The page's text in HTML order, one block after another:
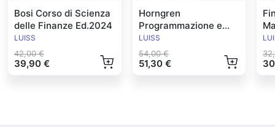
Bosi Corso di Scienza
delle Finanze Ed.2024
LUISS
42,00 €
39,90 €
Horngren
Programmazione e
Controllo Ed.2024
LUISS
54,00 €
51,30 €